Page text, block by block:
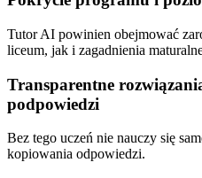
Tutor AI powinien obejmować
liceum, jak i zagadnienia
Transparentne
podpowiedzi
Bez tego uczeń nie nauczy się
kopiowania odpowiedzi.